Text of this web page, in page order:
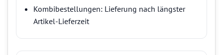
Kombibestellungen: Lieferung nach längster
Artikel-Lieferzeit